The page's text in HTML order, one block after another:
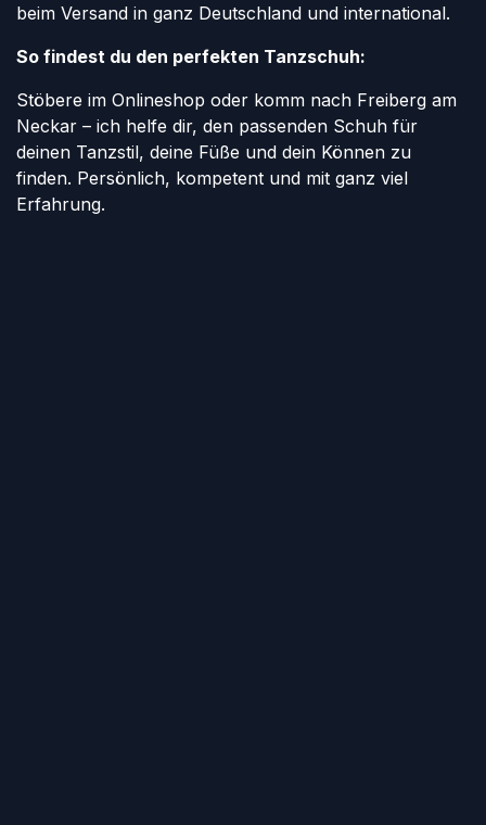
beim Versand in ganz Deutschland und international.
So findest du den perfekten Tanzschuh:
Stöbere im Onlineshop oder komm nach Freiberg am
Neckar – ich helfe dir, den passenden Schuh für
deinen Tanzstil, deine Füße und dein Können zu
finden. Persönlich, kompetent und mit ganz viel
Erfahrung.